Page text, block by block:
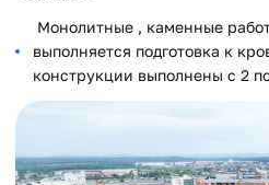
Монолитные , каменные
выполняется подготовка к
конструкции выполнены с 2